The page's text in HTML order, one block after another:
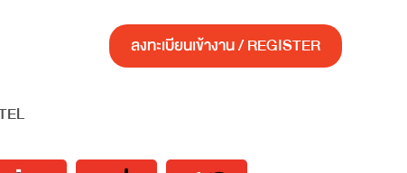
ลงทะเบียนเข้างาน / REGISTER